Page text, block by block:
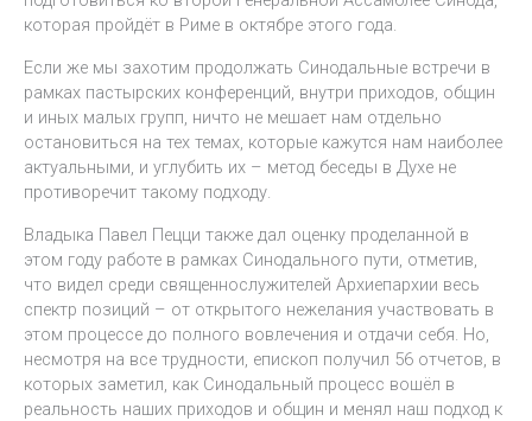
которая пройдёт в Риме в октябре этого года.
Если же мы захотим продолжать Синодальные встречи в
рамках пастырских конференций, внутри приходов, общин
и иных малых групп, ничто не мешает нам отдельно
остановиться на тех темах, которые кажутся нам наиболее
актуальными, и углубить их – метод беседы в Духе не
противоречит такому подходу.
Владыка Павел Пецци также дал оценку проделанной в
этом году работе в рамках Синодального пути, отметив,
что видел среди священнослужителей Архиепархии весь
спектр позиций – от открытого нежелания участвовать в
этом процессе до полного вовлечения и отдачи себя. Но,
несмотря на все трудности, епископ получил 56 отчетов, в
которых заметил, как Синодальный процесс вошёл в
реальность наших приходов и общин и менял наш подход к